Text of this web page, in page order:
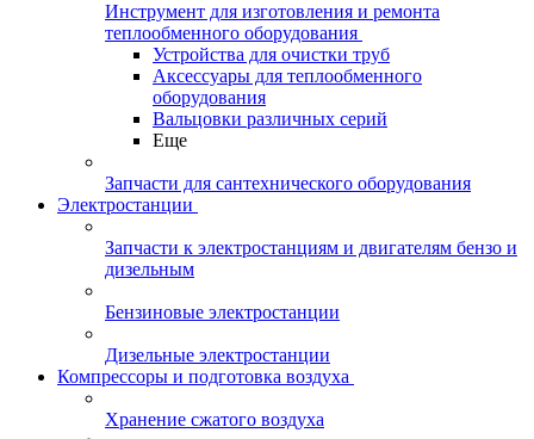
Инструмент для изготовления и ремонта
теплообменного оборудования
Устройства для очистки труб
Аксессуары для теплообменного
оборудования
Вальцовки различных серий
Еще
Запчасти для сантехнического оборудования
Электростанции
Запчасти к электростанциям и двигателям бензо и
дизельным
Бензиновые электростанции
Дизельные электростанции
Компрессоры и подготовка воздуха
Хранение сжатого воздуха